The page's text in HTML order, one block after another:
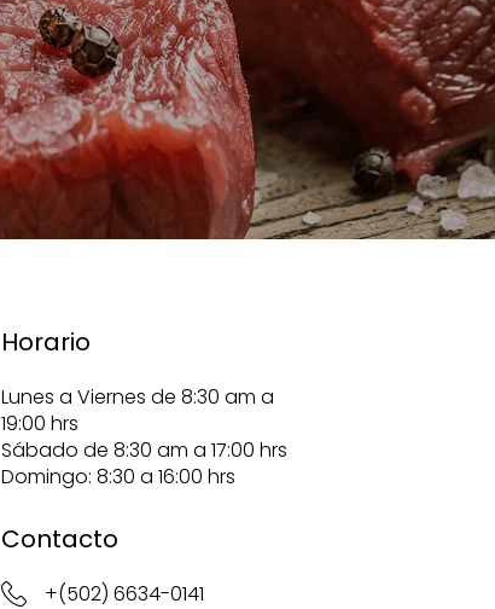
Horario
Lunes a Viernes de 8:30 am a
19:00 hrs
Sábado de 8:30 am a 17:00 hrs
Domingo: 8:30 a 16:00 hrs
Contacto
+(502) 6634-0141